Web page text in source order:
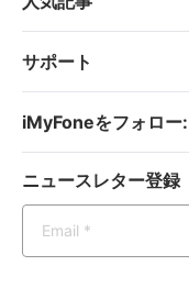
サポート
iMyFoneをフォロー:
ニュースレター登録